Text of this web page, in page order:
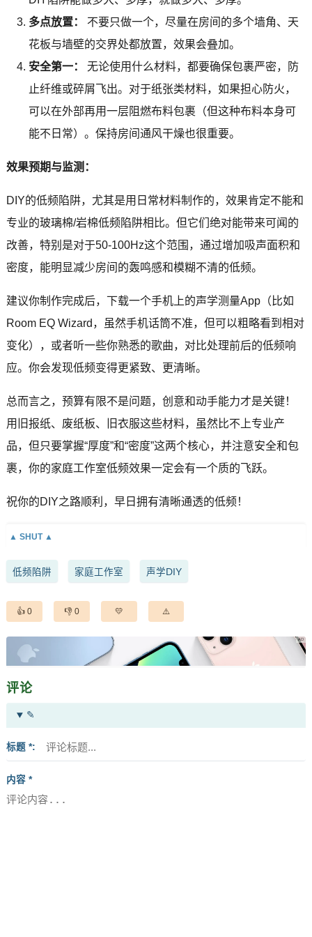
多点放置：
不要只做一个，尽量在房间的多个墙角、天
花板与墙壁的交界处都放置，效果会叠加。
安全第一：
无论使用什么材料，都要确保包裹严密，防
止纤维或碎屑飞出。对于纸张类材料，如果担心防火，
可以在外部再用一层阻燃布料包裹（但这种布料本身可
能不日常）。保持房间通风干燥也很重要。
效果预期与监测：
DIY的低频陷阱，尤其是用日常材料制作的，效果肯定不能和
专业的玻璃棉/岩棉低频陷阱相比。但它们绝对能带来可闻的
改善，特别是对于50-100Hz这个范围，通过增加吸声面积和
密度，能明显减少房间的轰鸣感和模糊不清的低频。
建议你制作完成后，下载一个手机上的声学测量App（比如
Room EQ Wizard，虽然手机话筒不准，但可以粗略看到相对
变化），或者听一些你熟悉的歌曲，对比处理前后的低频响
应。你会发现低频变得更紧致、更清晰。
总而言之，预算有限不是问题，创意和动手能力才是关键！
用旧报纸、废纸板、旧衣服这些材料，虽然比不上专业产
品，但只要掌握“厚度”和“密度”这两个核心，并注意安全和包
裹，你的家庭工作室低频效果一定会有一个质的飞跃。
祝你的DIY之路顺利，早日拥有清晰通透的低频！
低频陷阱 家庭工作室 声学DIY
0 0
评论
✎
标题 *
内容 *